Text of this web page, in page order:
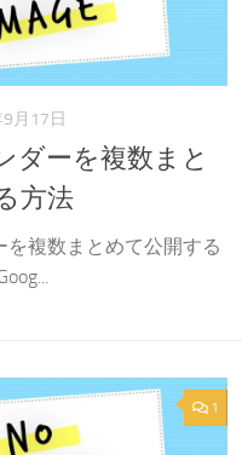
月17日
ダーを複数まと
方法
を複数まとめて公開する
1